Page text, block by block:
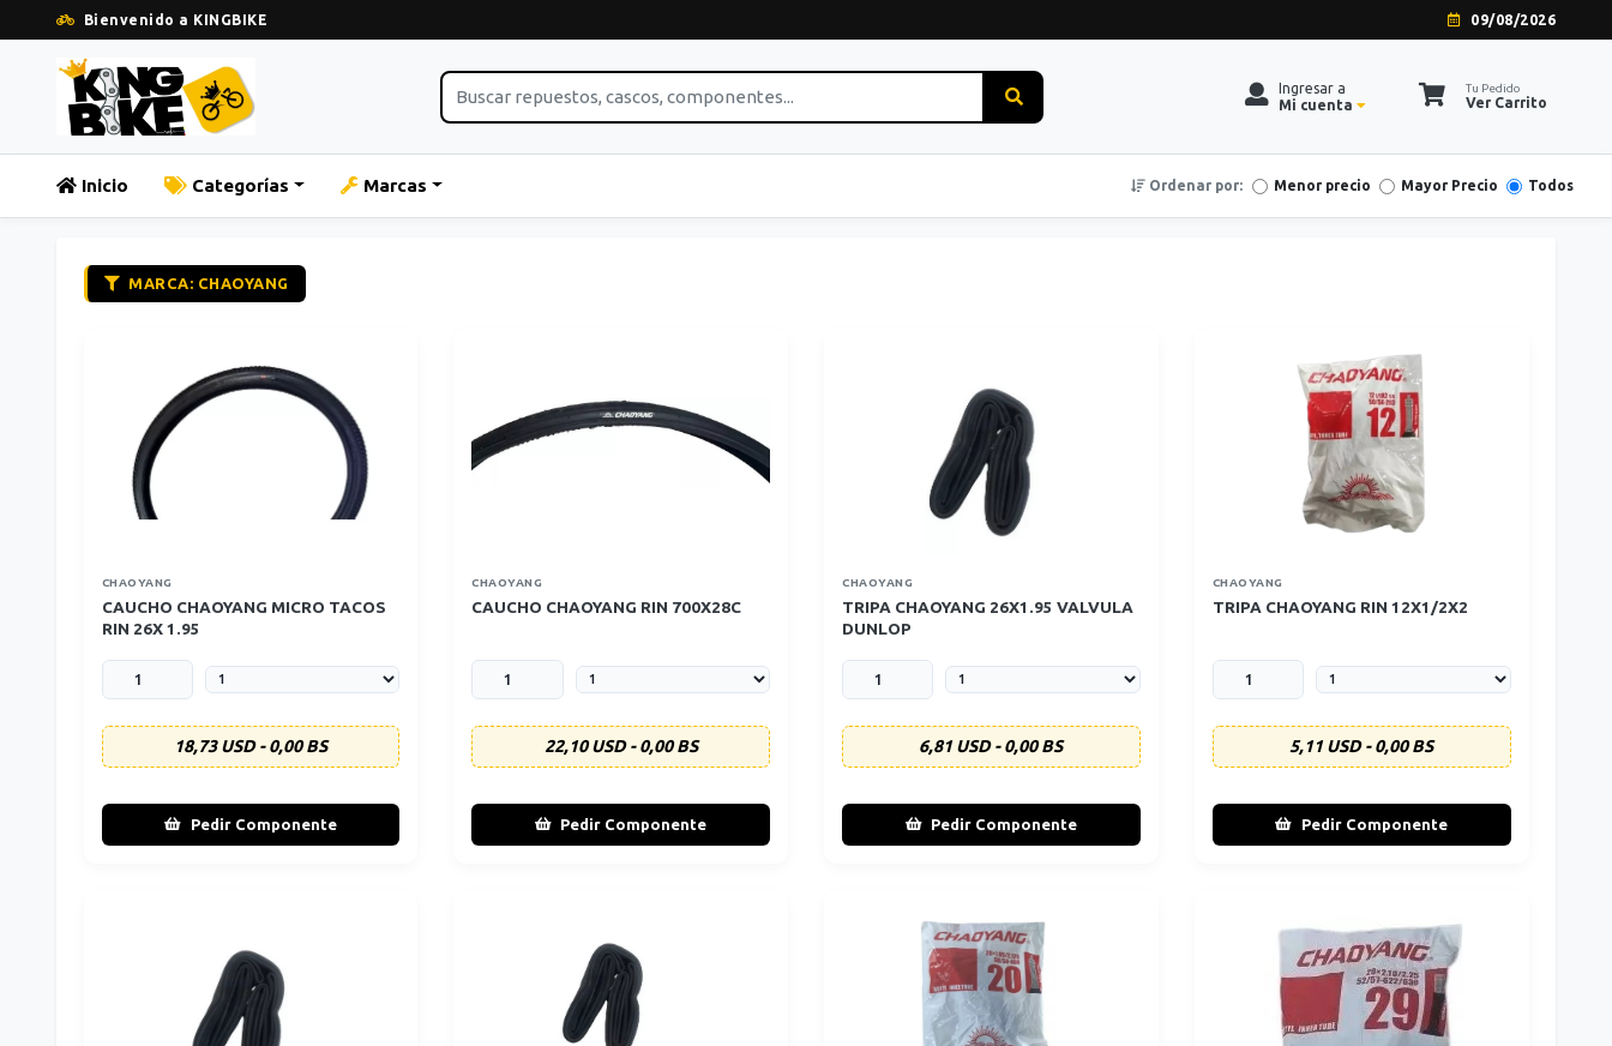
Bienvenido a KINGBIKE 09/08/2026
Ingresar a
Mi cuenta
Tu Pedido
Ver Carrito
Inicio Categorías Marcas Ordenar por: Menor precio Mayor Precio Todos
MARCA: CHAOYANG
CHAOYANG
CAUCHO CHAOYANG MICRO TACOS
RIN 26X 1.95
18,73 USD - 0,00 BS
Pedir Componente
CHAOYANG
CAUCHO CHAOYANG RIN 700X28C
22,10 USD - 0,00 BS
Pedir Componente
CHAOYANG
TRIPA CHAOYANG 26X1.95 VALVULA
DUNLOP
6,81 USD - 0,00 BS
Pedir Componente
CHAOYANG
TRIPA CHAOYANG RIN 12X1/2X2
5,11 USD - 0,00 BS
Pedir Componente